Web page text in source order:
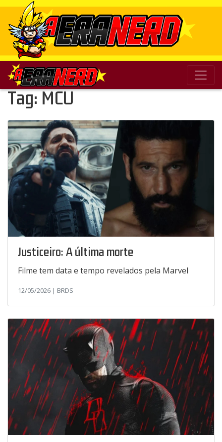
Tag: MCU
Justiceiro: A última morte
Filme tem data e tempo revelados pela Marvel
12/05/2026 | BRDS